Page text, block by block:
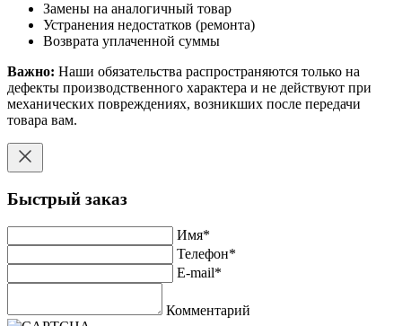
Замены на аналогичный товар
Устранения недостатков (ремонта)
Возврата уплаченной суммы
Важно: Наши обязательства распространяются только на
дефекты производственного характера и не действуют при
механических повреждениях, возникших после передачи
товара вам.
Быстрый заказ
Имя*
Телефон*
E-mail*
Комментарий